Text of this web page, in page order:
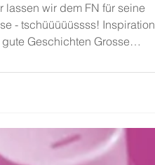
lassen wir dem FN für seine
- tschüüüüüssss! Inspiration
Geschichten Grosse